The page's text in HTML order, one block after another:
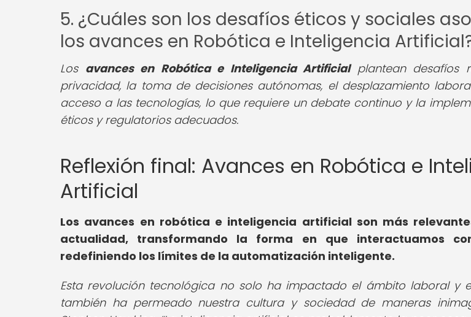
5. ¿Cuáles son los desafíos éticos y sociales
los avances en Robótica e Inteligencia
Los avances en Robótica e Inteligencia Artificialplantean desafíos
privacidad, la toma de decisiones autónomas, el desplazamiento
acceso a las tecnologías, lo que requiere un debate continuo y la
éticos y regulatorios adecuados.
Reflexión final: Avances en Robótica e
Artificial
Los avances en robótica e inteligencia artificial son más
actualidad, transformando la forma en que interactuamos
redefiniendo los límites de la automatización inteligente.
Esta revolución tecnológica no solo ha impactado el ámbito laboral y
también ha permeado nuestra cultura y sociedad de maneras